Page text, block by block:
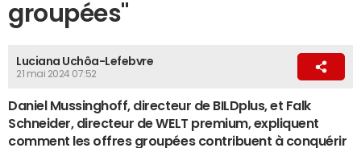
groupées"
Luciana Uchôa-Lefebvre
21 mai 2024 07:52
Daniel Mussinghoff, directeur de BILDplus, et Falk
Schneider, directeur de WELT premium, expliquent
comment les offres groupées contribuent à conquérir